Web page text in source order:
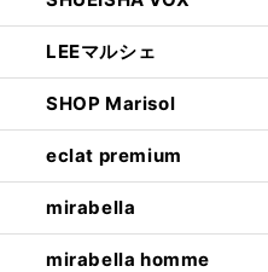
LEEマルシェ
SHOP Marisol
eclat premium
mirabella
mirabella homme